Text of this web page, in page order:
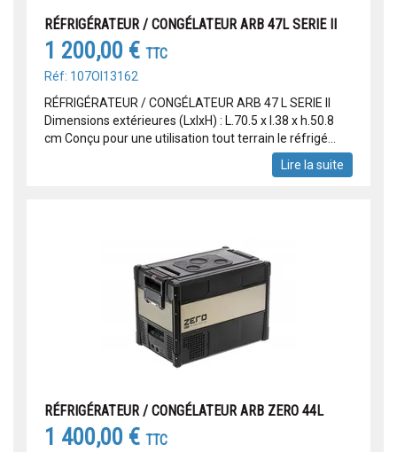
RÉFRIGÉRATEUR / CONGÉLATEUR ARB 47L SERIE II
1 200,00 € TTC
Réf: 107OI13162
RÉFRIGÉRATEUR / CONGÉLATEUR ARB 47 L SERIE II
Dimensions extérieures (LxlxH) : L.70.5 x l.38 x h.50.8
cm Conçu pour une utilisation tout terrain le réfrigé...
Lire la suite
RÉFRIGÉRATEUR / CONGÉLATEUR ARB ZERO 44L
1 400,00 € TTC